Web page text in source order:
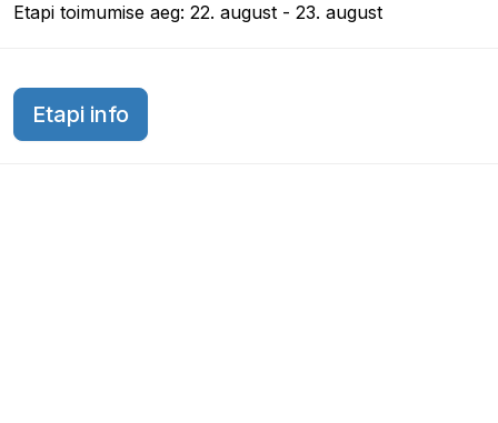
Etapi toimumise aeg: 22. august - 23. august
Etapi info